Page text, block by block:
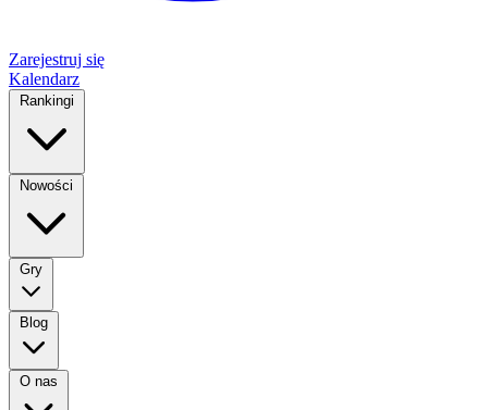
Zarejestruj się
Kalendarz
Rankingi
Nowości
Gry
Blog
O nas